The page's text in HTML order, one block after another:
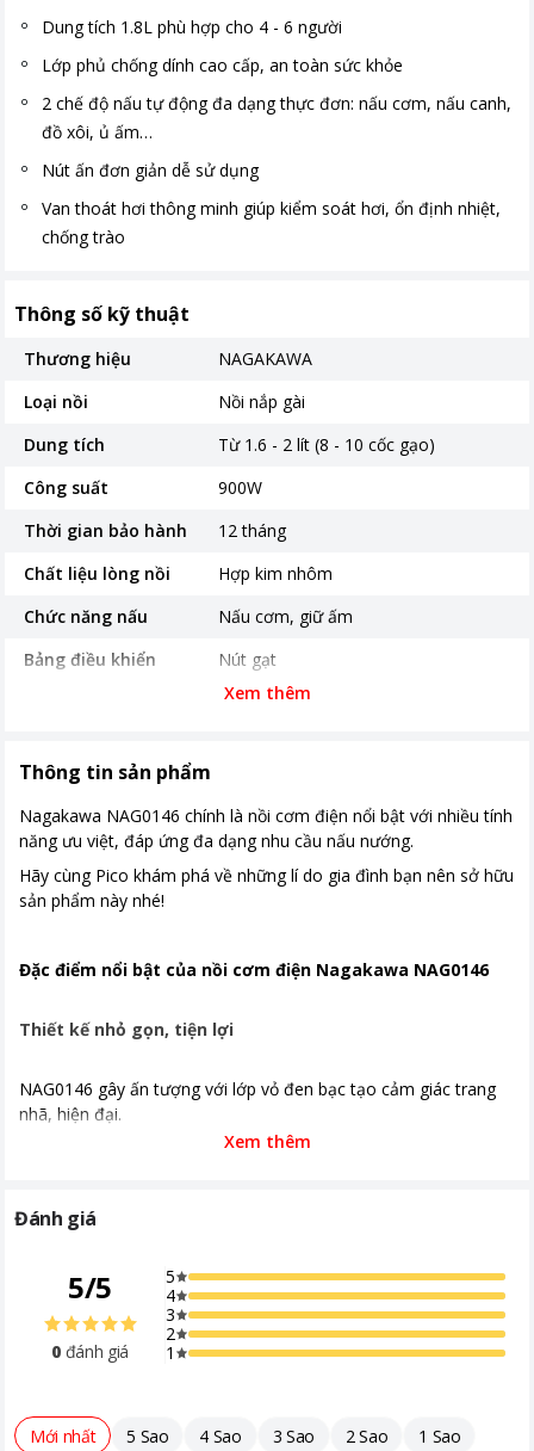
Dung tích 1.8L phù hợp cho 4 - 6 người
Lớp phủ chống dính cao cấp, an toàn sức khỏe
2 chế độ nấu tự động đa dạng thực đơn: nấu cơm, nấu canh,
đồ xôi, ủ ấm…
Nút ấn đơn giản dễ sử dụng
Van thoát hơi thông minh giúp kiểm soát hơi, ổn định nhiệt,
chống trào
Thông số kỹ thuật
Thương hiệu
NAGAKAWA
Loại nồi
Nồi nắp gài
Dung tích
Từ 1.6 - 2 lít (8 - 10 cốc gạo)
Công suất
900W
Thời gian bảo hành
12 tháng
Chất liệu lòng nồi
Hợp kim nhôm
Chức năng nấu
Nấu cơm, giữ ấm
Bảng điều khiển
Nút gạt
250x267x210mm
Khoảng giá
Xem thêm
Thông tin sản phẩm
Nagakawa NAG0146 chính là nồi cơm điện nổi bật với nhiều tính
năng ưu việt, đáp ứng đa dạng nhu cầu nấu nướng.
Hãy cùng Pico khám phá về những lí do gia đình bạn nên sở hữu
sản phẩm này nhé!
Đặc điểm nổi bật của nồi cơm điện Nagakawa NAG0146
Thiết kế nhỏ gọn, tiện lợi
NAG0146 gây ấn tượng với lớp vỏ đen bạc tạo cảm giác trang
nhã, hiện đại.
Với kích thước nhỏ gọn 250x267x210mm, nồi dễ dàng đặt vừa
Bên cạnh đó, bảng điều khiển đơn giản với nút gạt dễ sử dụng
dụng. Người cao tuổi hay trẻ em đều có thể thao tác dễ dàng,
an toàn với NAG0146.
Xem thêm
Đánh giá
5/5
0 đánh giá
5
4
3
2
1
Mới nhất 5 Sao 4 Sao 3 Sao 2 Sao 1 Sao